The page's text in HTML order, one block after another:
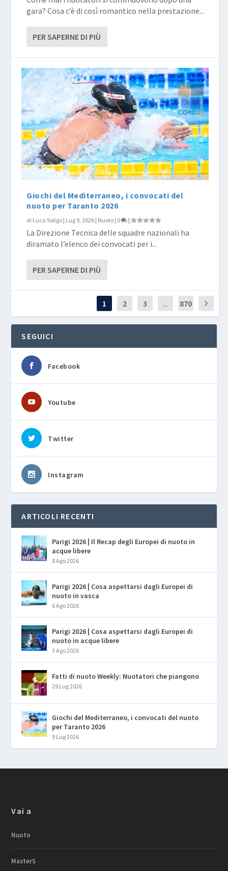
gara? Cosa c’è di così romantico nella prestazione...
PER SAPERNE DI PIÙ
Giochi del Mediterraneo, i convocati del
nuoto per Taranto 2026
di Luca Soligo | Lug 9, 2026 | Nuoto | 0 |
La Direzione Tecnica delle squadre nazionali ha
diramato l’elenco dei convocati per i...
PER SAPERNE DI PIÙ
1 2 3 ... 870
SEGUICI
Facebook
Youtube
Twitter
Instagram
ARTICOLI RECENTI
Parigi 2026 | Il Recap degli Europei di nuoto in
acque libere
8 Ago 2026
Parigi 2026 | Cosa aspettarsi dagli Europei di
nuoto in vasca
6 Ago 2026
Parigi 2026 | Cosa aspettarsi dagli Europei di
nuoto in acque libere
3 Ago 2026
Fatti di nuoto Weekly: Nuotatori che piangono
29 Lug 2026
Giochi del Mediterraneo, i convocati del nuoto
per Taranto 2026
9 Lug 2026
Vai a
Nuoto
MasterS